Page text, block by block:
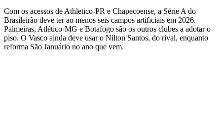
Com os acessos de Athletico-PR e Chapecoense, a Série A do
Brasileirão deve ter ao menos seis campos artificiais em 2026.
Palmeiras, Atlético-MG e Botafogo são os outros clubes a adotar o
piso. O Vasco ainda deve usar o Nilton Santos, do rival, enquanto
reforma São Januário no ano que vem.